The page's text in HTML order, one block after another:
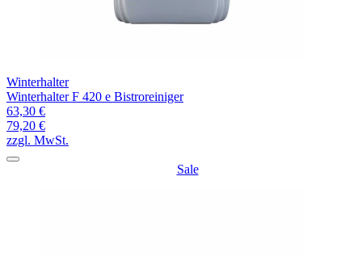
Winterhalter
Winterhalter F 420 e Bistroreiniger
63,30 €
79,20 €
zzgl. MwSt.
Sale